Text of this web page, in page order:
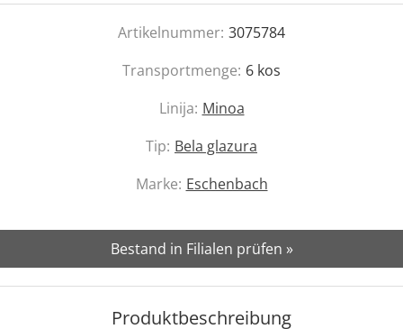
Artikelnummer: 3075784
Transportmenge: 6 kos
Linija: Minoa
Tip: Bela glazura
Marke: Eschenbach
Bestand in Filialen prüfen »
Produktbeschreibung